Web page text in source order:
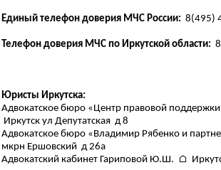
Единый телефон доверия МЧС России: 8(495)
Телефон доверия МЧС по Иркутской области:
Юристы Иркутска:
Адвокатское бюро «Центр правовой
Иркутск ул Депутатская д 8
Адвокатское бюро «Владимир Рябенко и
мкрн Ершовский д 26а
Адвокатский кабинет Гариповой Ю.Ш. ⌂